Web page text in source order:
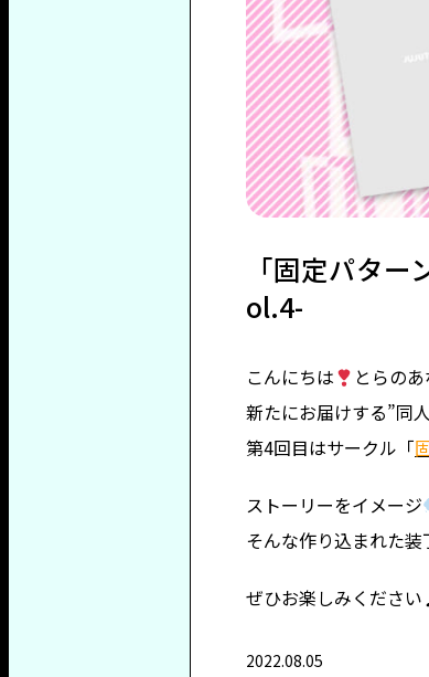
「固定パタ
ol.4-
こんにちは とらのあ
新たにお届けする”同
第4回目はサークル「
ストーリーをイメージ
そんな作り込まれた装
ぜひお楽しみくださ
2022.08.05